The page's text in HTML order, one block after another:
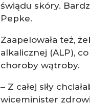
świądu skóry.
Pepke.
Zaapelowała też,
alkalicznej (ALP),
choroby wątroby.
– Z całej siły
wiceminister